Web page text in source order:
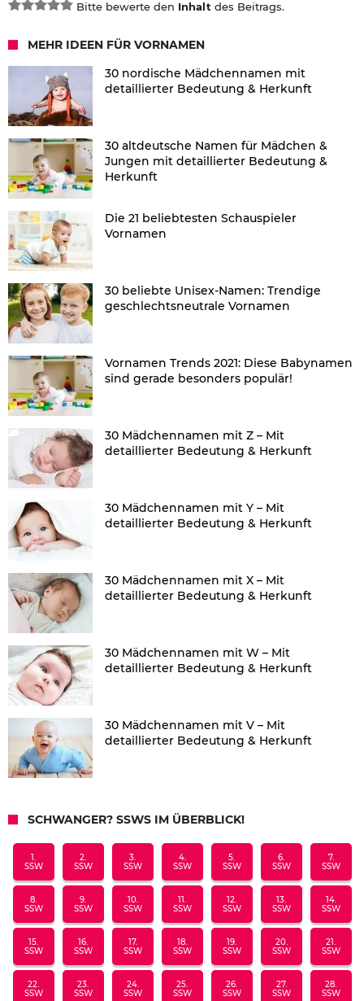
Bitte bewerte den Inhalt des Beitrags.
MEHR IDEEN FÜR VORNAMEN
30 nordische Mädchennamen mit
detaillierter Bedeutung & Herkunft
30 altdeutsche Namen für Mädchen &
Jungen mit detaillierter Bedeutung &
Herkunft
Die 21 beliebtesten Schauspieler
Vornamen
30 beliebte Unisex-Namen: Trendige
geschlechtsneutrale Vornamen
Vornamen Trends 2021: Diese Babynamen
sind gerade besonders populär!
30 Mädchennamen mit Z – Mit
detaillierter Bedeutung & Herkunft
30 Mädchennamen mit Y – Mit
detaillierter Bedeutung & Herkunft
30 Mädchennamen mit X – Mit
detaillierter Bedeutung & Herkunft
30 Mädchennamen mit W – Mit
detaillierter Bedeutung & Herkunft
30 Mädchennamen mit V – Mit
detaillierter Bedeutung & Herkunft
SCHWANGER? SSWS IM ÜBERBLICK!
1.
SSW
2.
SSW
3.
SSW
4.
SSW
5.
SSW
6.
SSW
7.
SSW
8.
SSW
9.
SSW
10.
SSW
11.
SSW
12.
SSW
13.
SSW
14.
SSW
15.
SSW
16.
SSW
17.
SSW
18.
SSW
19.
SSW
20.
SSW
21.
SSW
22.
SSW
23.
SSW
24.
SSW
25.
SSW
26.
SSW
27.
SSW
28.
SSW